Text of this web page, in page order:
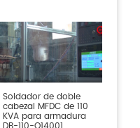
Soldador de doble
cabezal MFDC de 110
KVA para armadura